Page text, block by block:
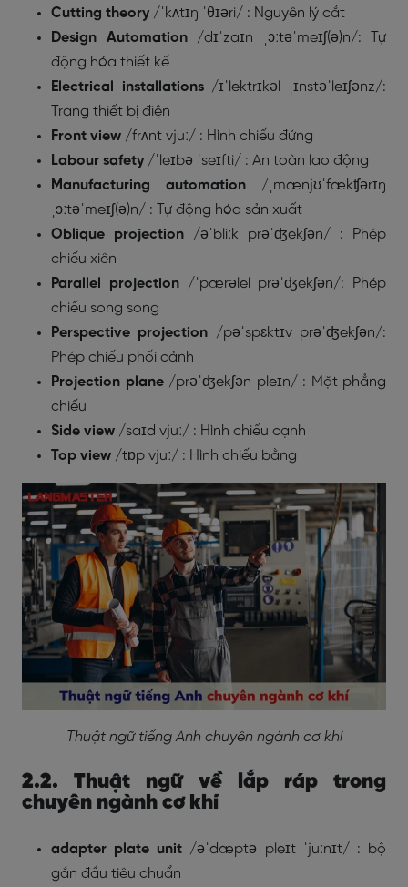
Cutting theory /ˈkʌtɪŋ ˈθɪəri/ : Nguyên lý cắt
Design Automation/dɪˈzaɪn ˌɔːtəˈmeɪʃ(ə)n/: Tự
động hóa thiết kế
Electrical installations/ɪˈlektrɪkəl ˌɪnstəˈleɪʃənz/:
Trang thiết bị điện
Front view /frʌnt vjuː/ : Hình chiếu đứng
Labour safety /ˈleɪbə ˈseɪfti/ : An toàn lao động
Manufacturing automation / ˌmænjʊˈfækʧərɪŋ
ˌɔːtəˈmeɪʃ(ə)n/ : Tự động hóa sản xuất
Oblique projection /əˈbliːk prəˈʤekʃən/ : Phép
chiếu xiên
Parallel projection/ˈpærəlel prəˈʤekʃən/: Phép
chiếu song song
Perspective projection /pəˈspɛktɪv prəˈʤekʃən/:
Phép chiếu phối cảnh
Projection plane/prəˈʤekʃən pleɪn/ : Mặt phẳng
chiếu
Side view /saɪd vjuː/ : Hình chiếu cạnh
Top view /tɒp vjuː/ : Hình chiếu bằng
Thuật ngữ tiếng Anh chuyên ngành cơ khí
2.2. Thuật ngữ về lắp ráp trong
chuyên ngành cơ khí
adapter plate unit /əˈdæptə pleɪt ˈjuːnɪt/ : bộ
gắn đầu tiêu chuẩn